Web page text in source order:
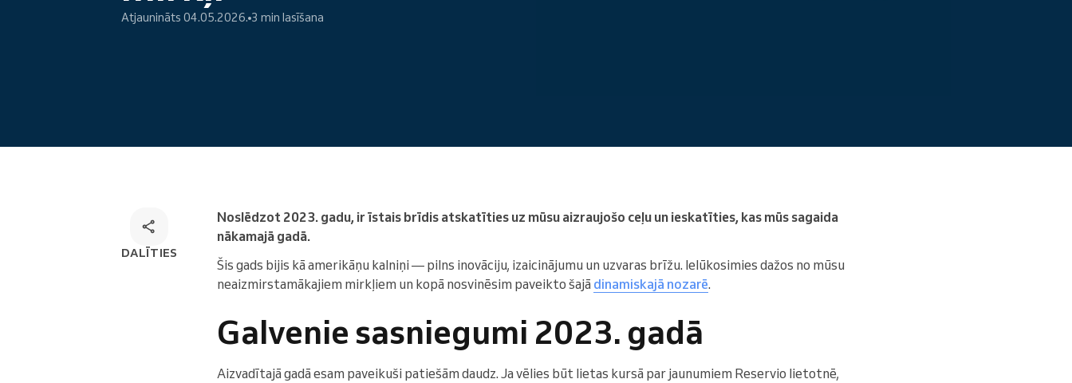
Atjaunināts 04.05.2026. 3 min lasīšana
DALĪTIES
Noslēdzot 2023. gadu, ir īstais brīdis atskatīties uz mūsu aizraujošo ceļu un ieskatīties, kas mūs sagaida
nākamajā gadā.
Šis gads bijis kā amerikāņu kalniņi — pilns inovāciju, izaicinājumu un uzvaras brīžu. Ielūkosimies dažos no mūsu
neaizmirstamākajiem mirkļiem un kopā nosvinēsim paveikto šajā dinamiskajā nozarē.
Galvenie sasniegumi 2023. gadā
Aizvadītajā gadā esam paveikuši patiešām daudz. Ja vēlies būt lietas kursā par jaunumiem Reservio lietotnē,